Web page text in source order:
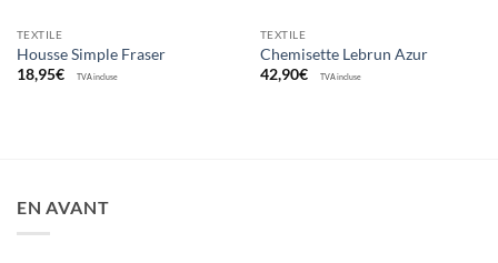
TEXTILE
Housse Simple Fraser
18,95€ TVA incluse
TEXTILE
Chemisette Lebrun Azur
42,90€ TVA incluse
EN AVANT